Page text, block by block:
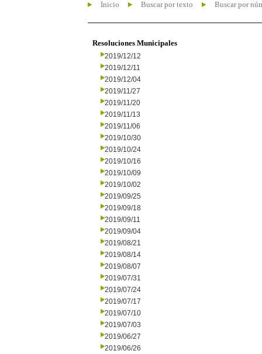
Inicio Buscar por texto Buscar por
Resoluciones Municipales
2019/12/12
2019/12/11
2019/12/04
2019/11/27
2019/11/20
2019/11/13
2019/11/06
2019/10/30
2019/10/24
2019/10/16
2019/10/09
2019/10/02
2019/09/25
2019/09/18
2019/09/11
2019/09/04
2019/08/21
2019/08/14
2019/08/07
2019/07/31
2019/07/24
2019/07/17
2019/07/10
2019/07/03
2019/06/27
2019/06/26